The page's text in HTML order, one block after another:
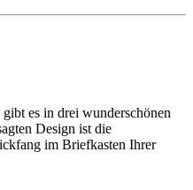
es in drei wunderschönen
Design ist die
im Briefkasten Ihrer